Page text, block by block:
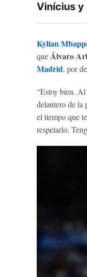
Vinícius y
Kylian
queÁlvaro
Madrid, por
“Estoy bien.
delantero de
el tiempo que
respetarlo.